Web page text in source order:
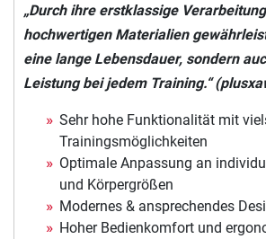
„Durch ihre erstklassige
hochwertigen Materialien
eine lange Lebensdauer, sondern
Leistung bei jedem Training.“
Sehr hohe Funktionalität mit
Trainingsmöglichkeiten
Optimale Anpassung an
und Körpergrößen
Modernes & ansprechendes
Hoher Bedienkomfort und